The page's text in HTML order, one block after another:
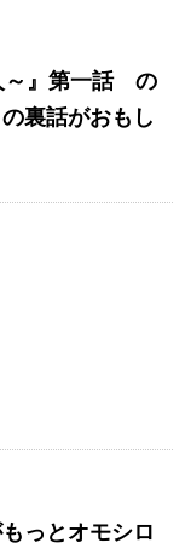
～』第一話 の
裏話がおもし
っとオモシロ